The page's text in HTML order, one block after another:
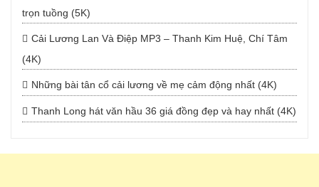
trọn tuồng (5K)
Cải Lương Lan Và Điệp MP3 – Thanh Kim Huệ, Chí Tâm
(4K)
Những bài tân cổ cải lương về mẹ cảm động nhất (4K)
Thanh Long hát văn hầu 36 giá đồng đẹp và hay nhất (4K)